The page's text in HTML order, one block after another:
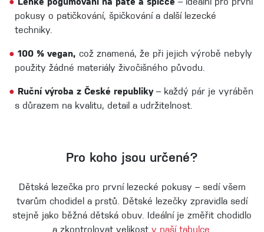
● Lehké pogumování na patě a špičce – ideální pro první
pokusy o patičkování, špičkování a další lezecké
techniky.
● 100 % vegan, což znamená, že při jejich výrobě nebyly
použity žádné materiály živočišného původu.
● Ruční výroba z České republiky– každý pár je vyráběn
s důrazem na kvalitu, detail a udržitelnost.
Pro koho jsou určené?
Dětská lezečka pro první lezecké pokusy – sedí všem
tvarům chodidel a prstů. Dětské lezečky zpravidla sedí
stejně jako běžná dětská obuv. Ideální je změřit chodidlo
a zkontrolovat velikost v naší tabulce.